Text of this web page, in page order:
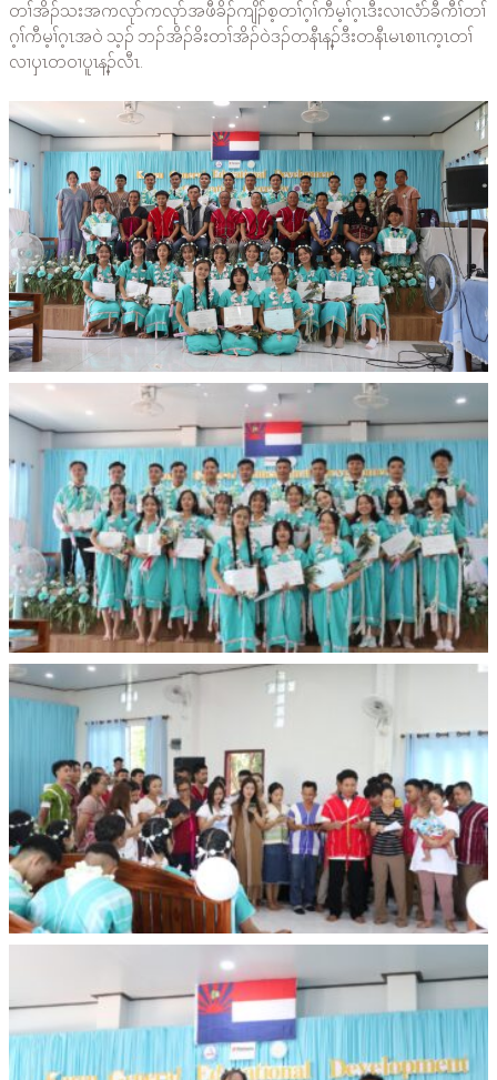
တၢ်အိၣ်သးအကလုာ်ကလုာ်အဖီခိၣ်ကျိၣ်စ့တၢ်ဂ့ၢ်ကီမ့ၢ်ဂ့ၤဒီးလၢလံာ်ခီကီၢ်တၢ်
ဂ့ၢ်ကီမ့ၢ်ဂ့ၤအဝဲ သ့ၣ် ဘၣ်အိၣ်ခိးတၢ်အိၣ်ဝဲဒၣ်တနီၤန့ၣ်ဒီးတနီၤမၤစၢၤက့ၤတၢ်
လၢၦၤတဝၢပူၤန့ၣ်လီၤ.